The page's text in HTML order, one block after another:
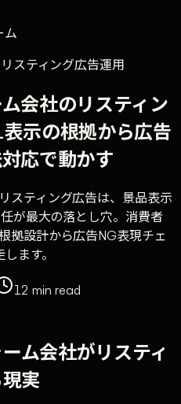
ム
スティング広告運用
会社のリスティン
示の根拠から広告
応で動かす
スティング広告は、景品表示
が最大の落とし穴。消費者
拠設計から広告NG表現チェ
ます。
12 min read
ム会社がリスティ
実